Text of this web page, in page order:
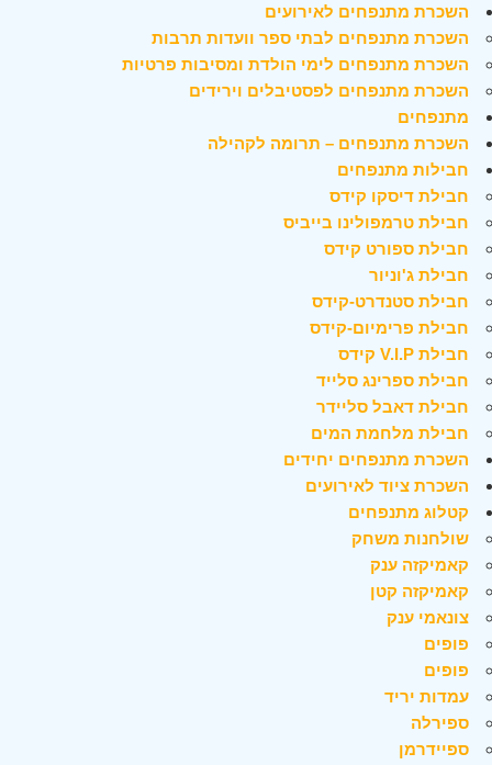
השכרת מתנפחים לאירועים
השכרת מתנפחים לבתי ספר וועדות תרבות
השכרת מתנפחים לימי הולדת ומסיבות פרטיות
השכרת מתנפחים לפסטיבלים וירידים
מתנפחים
השכרת מתנפחים – תרומה לקהילה
חבילות מתנפחים
חבילת דיסקו קידס
חבילת טרמפולינו בייביס
חבילת ספורט קידס
חבילת ג'וניור
חבילת סטנדרט-קידס
חבילת פרימיום-קידס
חבילת V.I.P קידס
חבילת ספרינג סלייד
חבילת דאבל סליידר
חבילת מלחמת המים
השכרת מתנפחים יחידים
השכרת ציוד לאירועים
קטלוג מתנפחים
שולחנות משחק
קאמיקזה ענק
קאמיקזה קטן
צונאמי ענק
פופים
פופים
עמדות יריד
ספירלה
ספיידרמן